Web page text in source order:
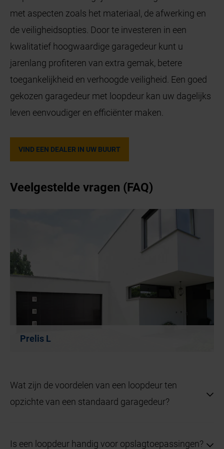
met aspecten zoals het materiaal, de afwerking en
de veiligheidsopties. Door te investeren in een
kwalitatief hoogwaardige garagedeur kunt u
jarenlang profiteren van extra gemak, betere
toegankelijkheid en verhoogde veiligheid. Een goed
gekozen garagedeur met loopdeur kan uw dagelijks
leven eenvoudiger en efficiënter maken.
VIND EEN DEALER IN UW BUURT
Veelgestelde vragen (FAQ)
Prelis L
Wat zijn de voordelen van een loopdeur ten
opzichte van een standaard garagedeur?
garage zonder de volledige garagedeur te openen,
Is een loopdeur handig voor opslagtoepassingen?